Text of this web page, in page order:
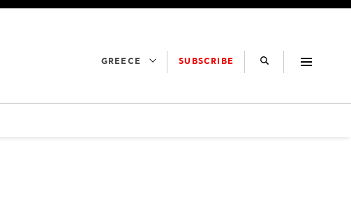
GREECE SUBSCRIBE